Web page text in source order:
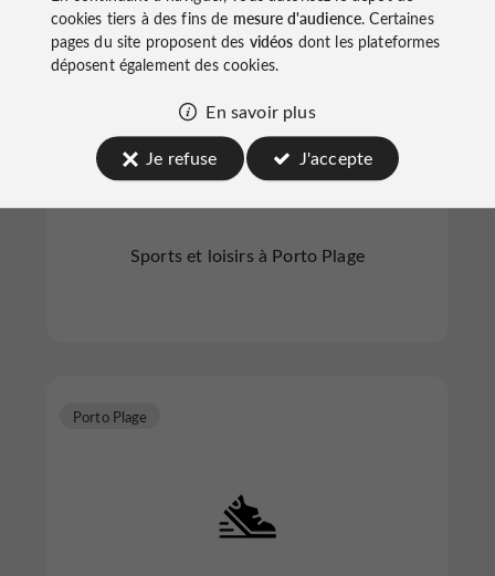
B Surf Porto
Sports et loisirs à Porto Plage
Porto Plage
cookies tiers à des fins de mesure d'audience. Certaines
pages du site proposent des vidéos dont les plateformes
déposent également des cookies.
En savoir plus
Je refuse
J'accepte